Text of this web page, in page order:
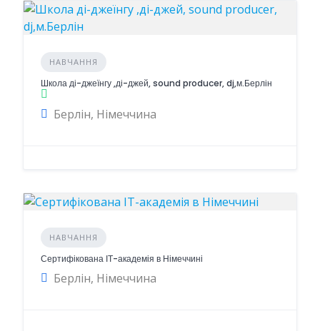
НАВЧАННЯ
Школа ді-джеїнгу ,ді-джей, sound producer, dj,м.Берлін
Берлін, Німеччина
НАВЧАННЯ
Сертифікована ІТ-академія в Німеччині
Берлін, Німеччина